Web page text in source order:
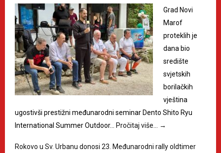
Grad Novi
Marof
proteklih je
dana bio
središte
svjetskih
borilačkih
vještina
ugostivši prestižni međunarodni seminar Dento Shito Ryu
International Summer Outdoor…
Pročitaj više… →
Rokovo u Sv. Urbanu donosi 23. Međunarodni rally oldtimer